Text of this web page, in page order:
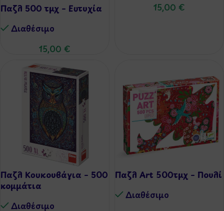
Παζλ 500 τμχ – Ευτυχία
Διαθέσιμo
15,00 €
15,00 €
Παζλ Κουκουβάγια – 500
κομμάτια
Διαθέσιμo
Παζλ Art 500τμχ – Πουλί
Διαθέσιμo